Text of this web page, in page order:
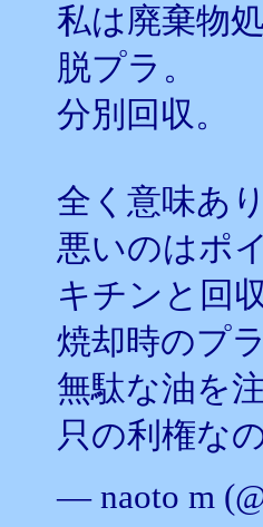
私は廃棄物
脱プラ。
分別回収。
全く意味あ
悪いのはポ
キチンと回
焼却時のプ
無駄な油を
只の利権な
— naoto m